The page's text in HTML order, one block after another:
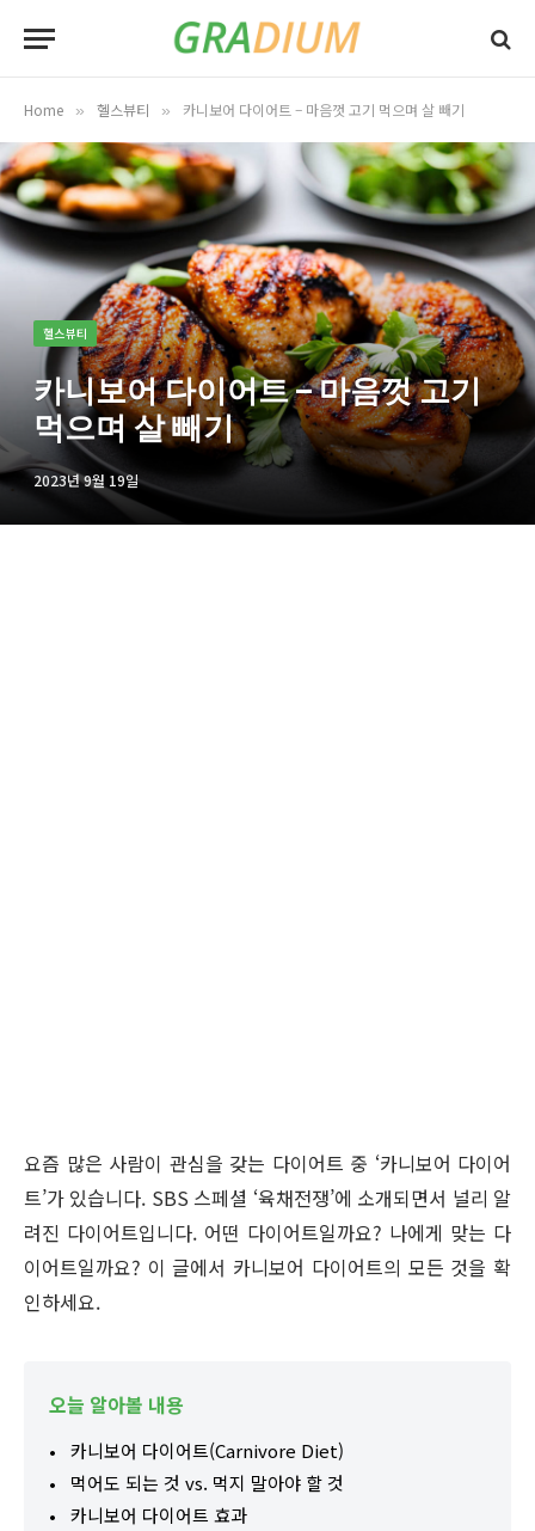
Home » 헬스뷰티 » 카니보어 다이어트 – 마음껏 고기 먹으며 살 빼기
헬스뷰티
카니보어 다이어트 – 마음껏 고기
먹으며 살 빼기
2023년 9월 19일
요즘 많은 사람이 관심을 갖는 다이어트 중 ‘카니보어 다이어
트’가 있습니다. SBS 스페셜 ‘육채전쟁’에 소개되면서 널리 알
려진 다이어트입니다. 어떤 다이어트일까요? 나에게 맞는 다
이어트일까요? 이 글에서 카니보어 다이어트의 모든 것을 확
인하세요.
오늘 알아볼 내용
카니보어 다이어트(Carnivore Diet)
먹어도 되는 것 vs. 먹지 말아야 할 것
카니보어 다이어트 효과